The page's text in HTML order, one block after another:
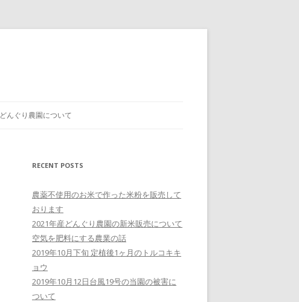
どんぐり農園について
RECENT POSTS
農薬不使用のお米で作った米粉を販売して
おります
2021年産どんぐり農園の新米販売について
空気を肥料にする農業の話
2019年10月下旬 定植後1ヶ月のトルコキキ
ョウ
2019年10月12日台風19号の当園の被害に
ついて